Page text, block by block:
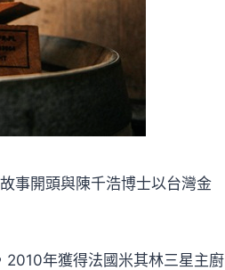
事開頭與陳千浩博士以台灣金
年獲得法國米其林三星主廚